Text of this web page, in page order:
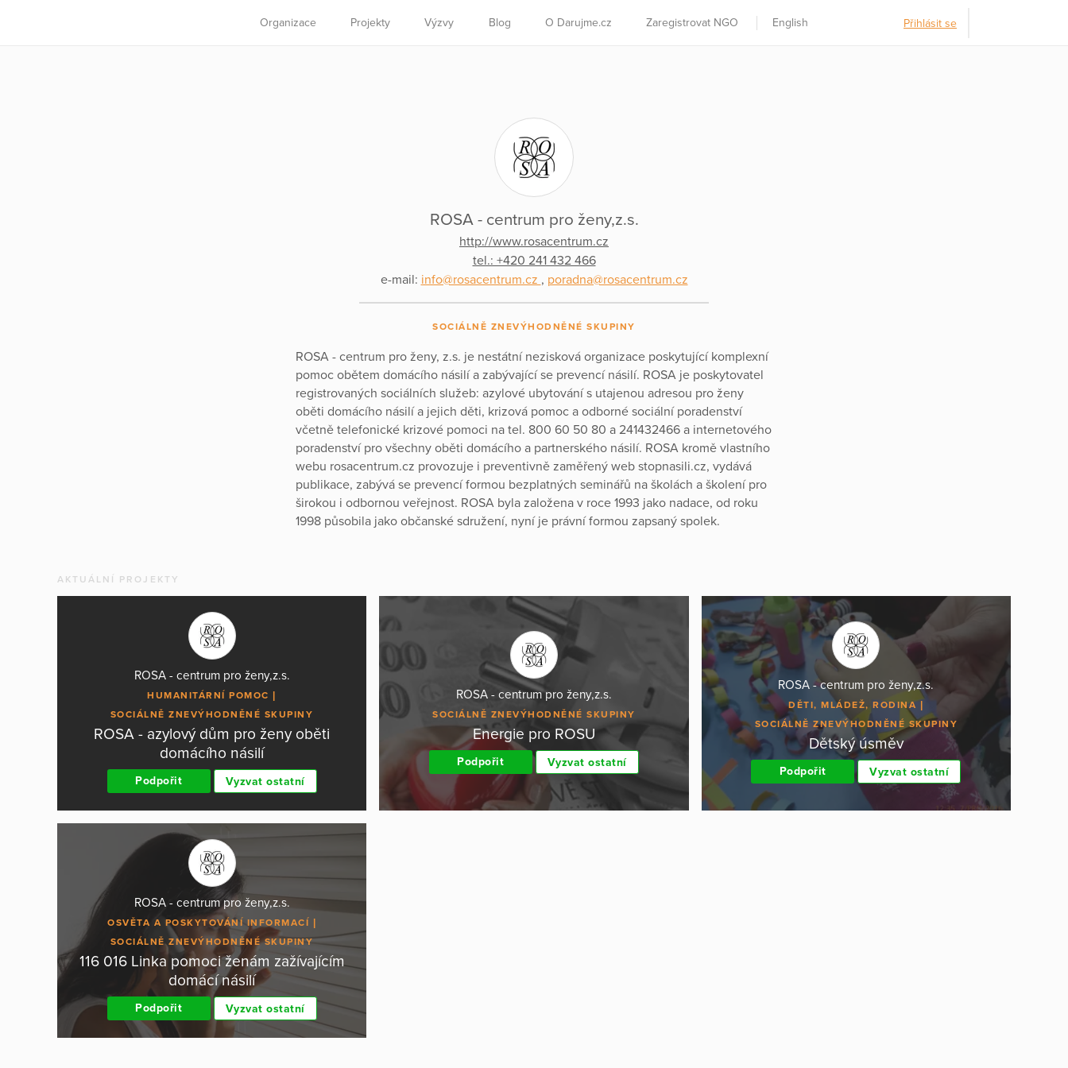
Organizace Projekty Výzvy Blog O Darujme.cz Zaregistrovat NGO English Přihlásit se
ROSA - centrum pro ženy,z.s.
http://www.rosacentrum.cz
tel.: +420 241 432 466
e-mail: info@rosacentrum.cz , poradna@rosacentrum.cz
SOCIÁLNĚ ZNEVÝHODNĚNÉ SKUPINY
ROSA - centrum pro ženy, z.s. je nestátní nezisková organizace poskytující komplexní
pomoc obětem domácího násilí a zabývající se prevencí násilí. ROSA je poskytovatel
registrovaných sociálních služeb: azylové ubytování s utajenou adresou pro ženy
oběti domácího násilí a jejich děti, krizová pomoc a odborné sociální poradenství
včetně telefonické krizové pomoci na tel. 800 60 50 80 a 241432466 a internetového
poradenství pro všechny oběti domácího a partnerského násilí. ROSA kromě vlastního
webu rosacentrum.cz provozuje i preventivně zaměřený web stopnasili.cz, vydává
publikace, zabývá se prevencí formou bezplatných seminářů na školách a školení pro
širokou i odbornou veřejnost. ROSA byla založena v roce 1993 jako nadace, od roku
1998 působila jako občanské sdružení, nyní je právní formou zapsaný spolek.
AKTUÁLNÍ PROJEKTY
ROSA - centrum pro ženy,z.s.
HUMANITÁRNÍ POMOC
SOCIÁLNĚ ZNEVÝHODNĚNÉ SKUPINY
ROSA - azylový dům pro ženy oběti
domácího násilí
Podpořit Vyzvat ostatní
ROSA - centrum pro ženy,z.s.
SOCIÁLNĚ ZNEVÝHODNĚNÉ SKUPINY
Energie pro ROSU
Podpořit Vyzvat ostatní
ROSA - centrum pro ženy,z.s.
DĚTI, MLÁDEŽ, RODINA
SOCIÁLNĚ ZNEVÝHODNĚNÉ SKUPINY
Dětský úsměv
Podpořit Vyzvat ostatní
ROSA - centrum pro ženy,z.s.
OSVĚTA A POSKYTOVÁNÍ INFORMACÍ
SOCIÁLNĚ ZNEVÝHODNĚNÉ SKUPINY
116 016 Linka pomoci ženám zažívajícím
domácí násilí
Podpořit Vyzvat ostatní